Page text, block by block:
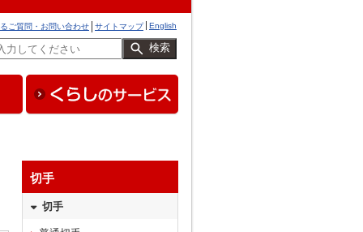
English
サイトマップ
ご質問・お問い合わせ
検索
切手
切手